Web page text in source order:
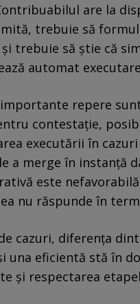
are la
trebuie să
trebuie să știe că
automat
importante repere
contestație,
executării în
a merge în instanță
este nefavorabilă
nu răspunde în
cazuri, diferența
una eficientă stă în
și respectarea